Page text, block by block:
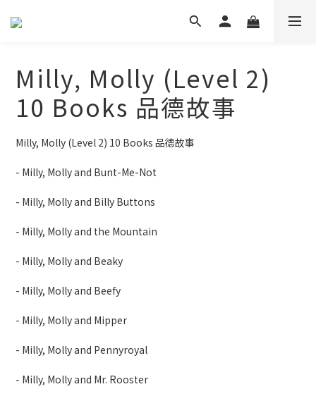
Milly, Molly (Level 2)
10 Books 品德故事
Milly, Molly (Level 2) 10 Books 品德故事
- Milly, Molly and Bunt-Me-Not
- Milly, Molly and Billy Buttons
- Milly, Molly and the Mountain
- Milly, Molly and Beaky
- Milly, Molly and Beefy
- Milly, Molly and Mipper
- Milly, Molly and Pennyroyal
- Milly, Molly and Mr. Rooster